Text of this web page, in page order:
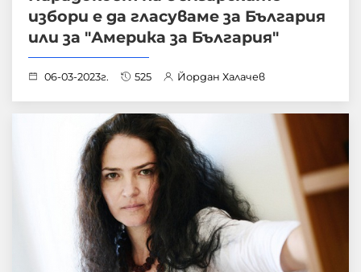
избори е да гласуваме за България
или за "Америка за България"
06-03-2023г. 525 Йордан Халачев